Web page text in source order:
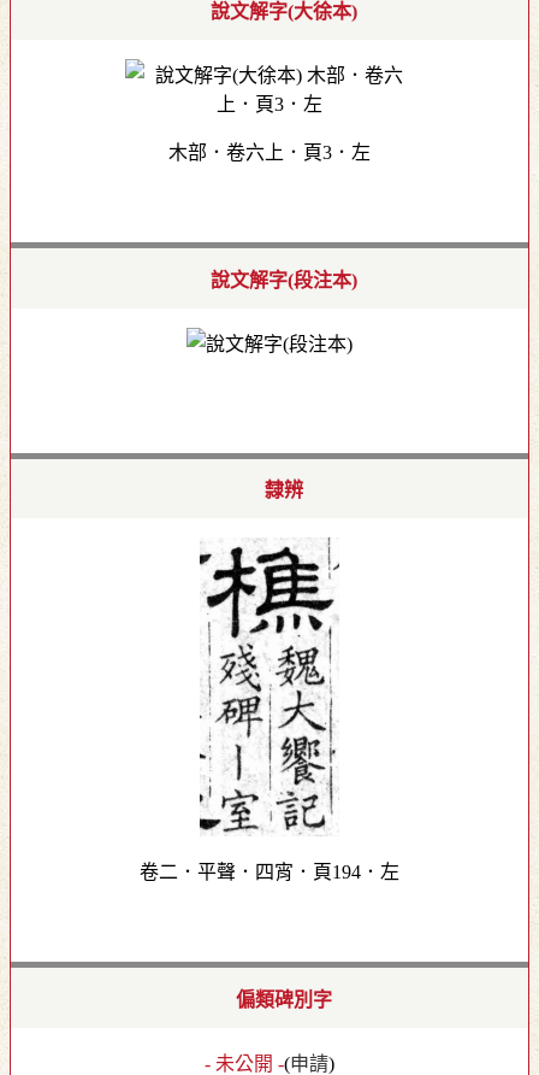
說文解字(大徐本)
木部．卷六上．頁3．左
說文解字(段注本)
隸辨
卷二．平聲．四宵．頁194．左
偏類碑別字
- 未公開 -(申請)